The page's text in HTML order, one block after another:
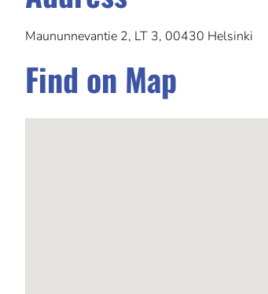
Maununnevantie 2, LT 3, 00430 Helsinki
Find on Map